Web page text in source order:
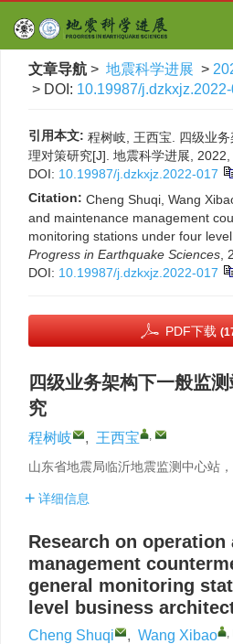
文章导航 > 地震科学进展 >
> DOI: 10.19987/
引用本文: 程树岐, 王西宝. 四级业
理对策研究[J]. 地震科学进展,
DOI: 10.19987/j.dzkxjz.2022-017
Citation: Cheng Shuqi, Wang
and maintenance management
monitoring stations under four
Progress in Earthquake Sciences ,
DOI: 10.19987/j.dzkxjz.2022-017
PDF下载
四级业务架构下一般监
究
程树岐 , 王西宝 ,
山东省地震局临沂地震监测中心站
详细信息
Research on operation
management
general monitoring
level business
Cheng Shuqi , Wang Xibao ,